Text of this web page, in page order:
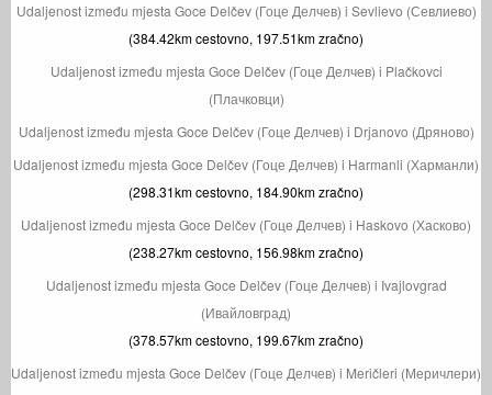
Udaljenost između mjesta Goce Delčev (Гоце Делчев) i Sevlievo (Севлиево)
(384.42km cestovno, 197.51km zračno)
Udaljenost između mjesta Goce Delčev (Гоце Делчев) i Plačkovci
(Плачковци)
Udaljenost između mjesta Goce Delčev (Гоце Делчев) i Drjanovo (Дряново)
Udaljenost između mjesta Goce Delčev (Гоце Делчев) i Harmanli (Харманли)
(298.31km cestovno, 184.90km zračno)
Udaljenost između mjesta Goce Delčev (Гоце Делчев) i Haskovo (Хасково)
(238.27km cestovno, 156.98km zračno)
Udaljenost između mjesta Goce Delčev (Гоце Делчев) i Ivajlovgrad
(Ивайловград)
(378.57km cestovno, 199.67km zračno)
Udaljenost između mjesta Goce Delčev (Гоце Делчев) i Meričleri (Меричлери)